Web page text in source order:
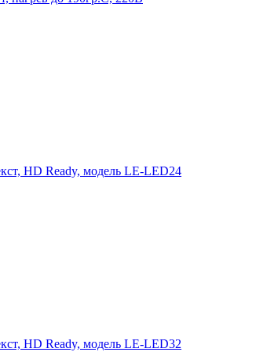
HD Ready, модель LE-LED24
HD Ready, модель LE-LED32